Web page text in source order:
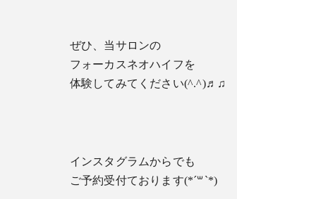
ぜひ、当サロンの
フォーカスネオハイフを
体験してみてください(^.^)♬♫
インスタグラムからでも
ご予約受付ております(*´꒳`*)